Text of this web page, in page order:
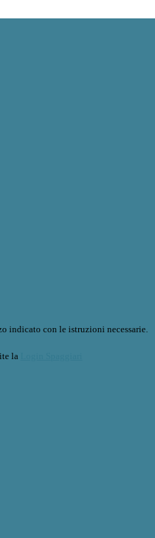
indicato con le istruzioni necessarie.
la